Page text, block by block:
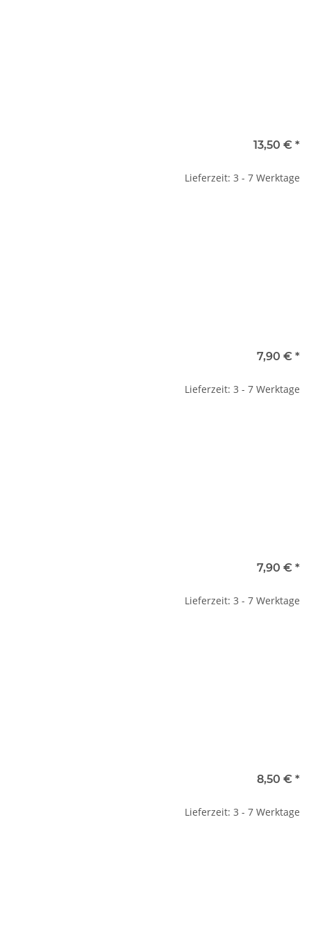
13,50 € *
Lieferzeit: 3 - 7 Werktage
7,90 € *
Lieferzeit: 3 - 7 Werktage
7,90 € *
Lieferzeit: 3 - 7 Werktage
8,50 € *
Lieferzeit: 3 - 7 Werktage